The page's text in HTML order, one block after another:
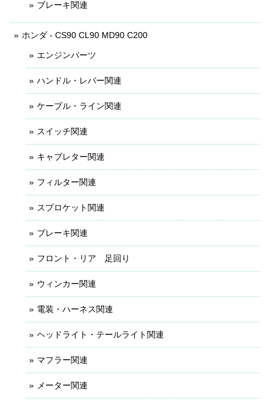
ブレーキ関連
ホンダ - CS90 CL90 MD90 C200
エンジンパーツ
ハンドル・レバー関連
ケーブル・ライン関連
スイッチ関連
キャブレター関連
フィルター関連
スプロケット関連
ブレーキ関連
フロント・リア 足回り
ウィンカー関連
電装・ハーネス関連
ヘッドライト・テールライト関連
マフラー関連
メーター関連